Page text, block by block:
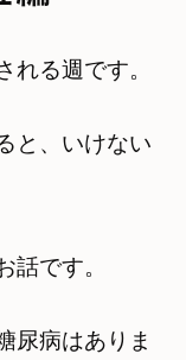
れる週です。
と、いけない
話です。
尿病はありま